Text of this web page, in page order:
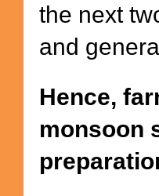
the next
and
Hence,
monsoon